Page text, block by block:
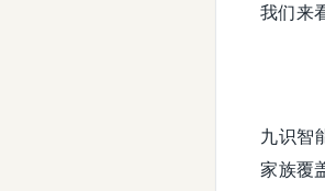
我们来
九识智
家族覆